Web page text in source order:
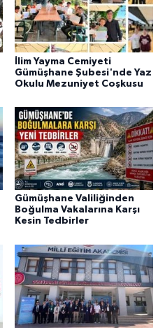
İlim Yayma Cemiyeti
Gümüşhane Şubesi'nde Yaz
Okulu Mezuniyet Coşkusu
Gümüşhane Valiliğinden
Boğulma Vakalarına Karşı
Kesin Tedbirler